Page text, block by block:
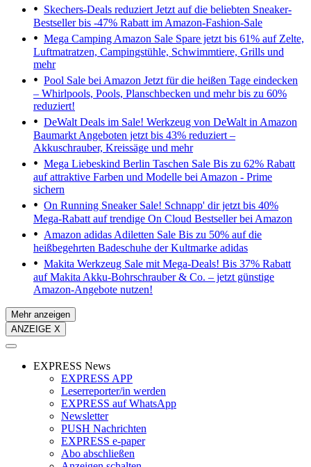
Skechers-Deals reduziert Jetzt auf die beliebten Sneaker-
Bestseller bis -47% Rabatt im Amazon-Fashion-Sale
Mega Camping Amazon Sale Spare jetzt bis 61% auf Zelte,
Luftmatratzen, Campingstühle, Schwimmtiere, Grills und
mehr
Pool Sale bei Amazon Jetzt für die heißen Tage eindecken
– Whirlpools, Pools, Planschbecken und mehr bis zu 60%
reduziert!
DeWalt Deals im Sale! Werkzeug von DeWalt in Amazon
Baumarkt Angeboten jetzt bis 43% reduziert –
Akkuschrauber, Kreissäge und mehr
Mega Liebeskind Berlin Taschen Sale Bis zu 62% Rabatt
auf attraktive Farben und Modelle bei Amazon - Prime
sichern
On Running Sneaker Sale! Schnapp' dir jetzt bis 40%
Mega-Rabatt auf trendige On Cloud Bestseller bei Amazon
Amazon adidas Adiletten Sale Bis zu 50% auf die
heißbegehrten Badeschuhe der Kultmarke adidas
Makita Werkzeug Sale mit Mega-Deals! Bis 37% Rabatt
auf Makita Akku-Bohrschrauber & Co. – jetzt günstige
Amazon-Angebote nutzen!
Mehr anzeigen
ANZEIGE X
EXPRESS News
EXPRESS APP
Leserreporter/in werden
EXPRESS auf WhatsApp
Newsletter
PUSH Nachrichten
EXPRESS e-paper
Abo abschließen